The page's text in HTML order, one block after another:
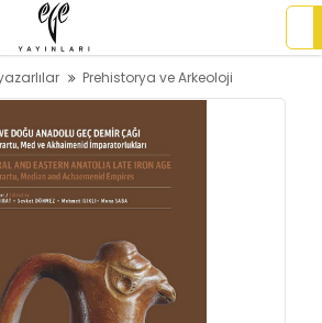
Prehistorya ve Arkeoloji